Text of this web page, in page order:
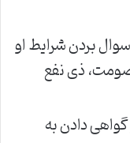
بردن شرایط او
ذی نفع
دادن به